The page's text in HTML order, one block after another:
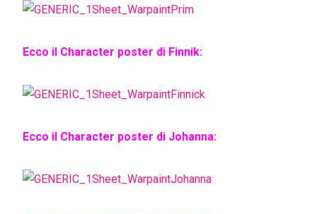
Ecco il Character poster di Finnik:
Ecco il Character poster di Johanna: